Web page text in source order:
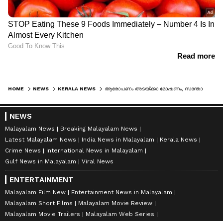
HOME NEWS KERALA NEWS
NEWS
Malayalam News
Breaking Malayalam News
Latest Malayalam News
India News in Malayalam
Kerala News
Crime News
International News in Malayalam
Gulf News in Malayalam
Viral News
ENTERTAINMENT
Malayalam Film New
Entertainment News in Malayalam
Malayalam Short Films
Malayalam Movie Review
Malayalam Movie Trailers
Malayalam Web Series